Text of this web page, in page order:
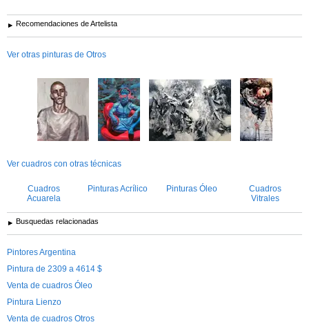
Recomendaciones de Artelista
Ver otras pinturas de Otros
Ver cuadros con otras técnicas
Cuadros
Acuarela
Pinturas Acrílico Pinturas Óleo
Cuadros
Vitrales
Busquedas relacionadas
Pintores Argentina
Pintura de 2309 a 4614 $
Venta de cuadros Óleo
Pintura Lienzo
Venta de cuadros Otros